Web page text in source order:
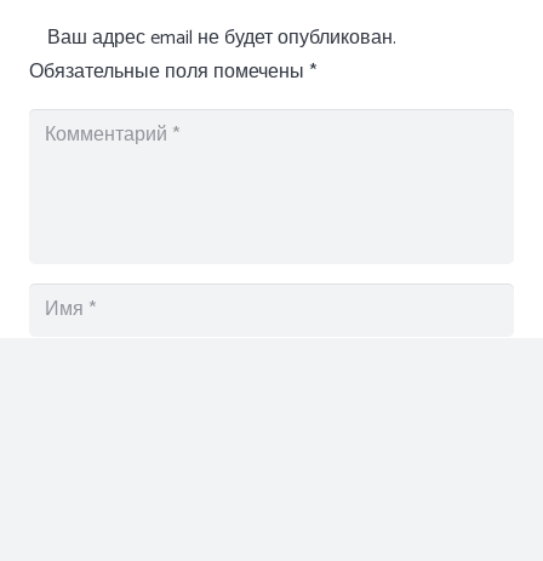
Ваш адрес email не будет опубликован.
Обязательные поля помечены *